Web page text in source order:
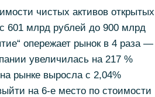
чистых активов открытых
601 млрд рублей до 900 млрд
опережает рынок в 4 раза —
увеличилась на 217 %
рынке выросла с 2,04%
на 6-е место по стоимости